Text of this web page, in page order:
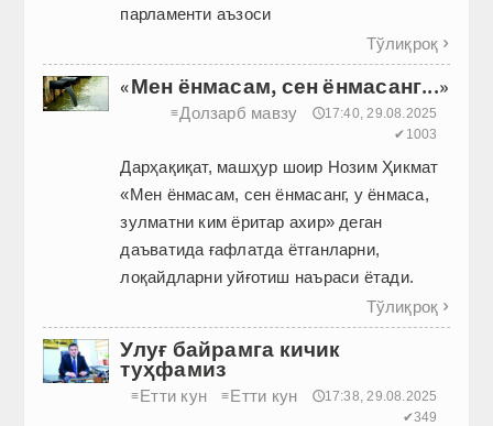
парламенти аъзоси
Тўлиқроқ 
«Мен ёнмасам, сен ёнмасанг...»
≡Долзарб мавзу
🕔17:40, 29.08.2025
✔1003
Дарҳақиқат, машҳур шоир Нозим Ҳикмат
«Мен ёнмасам, сен ёнмасанг, у ёнмаса,
зулматни ким ёритар ахир» деган
даъватида ғафлатда ётганларни,
лоқайдларни уйғотиш наъраси ётади.
Тўлиқроқ 
Улуғ байрамга кичик
туҳфамиз
≡Етти кун ≡Етти кун
🕔17:38, 29.08.2025
✔349